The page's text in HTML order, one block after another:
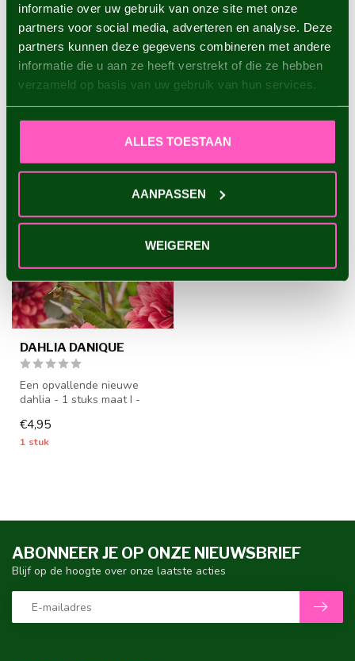
informatie over uw gebruik van onze site met onze
partners voor social media, adverteren en analyse. Deze
partners kunnen deze gegevens combineren met andere
informatie die u aan ze heeft verstrekt of die ze hebben
verzameld op basis van uw gebruik van hun services.
ALLES TOESTAAN
AANPASSEN
WEIGEREN
Dahlia Waltzing Mathilda €4,95
RECENT BEKEKEN
DAHLIA DANIQUE
Een opvallende nieuwe
dahlia - 1 stuks maat I -
half ...
€4,95
1 stuk
ABONNEER JE OP ONZE NIEUWSBRIEF
Blijf op de hoogte over onze laatste acties